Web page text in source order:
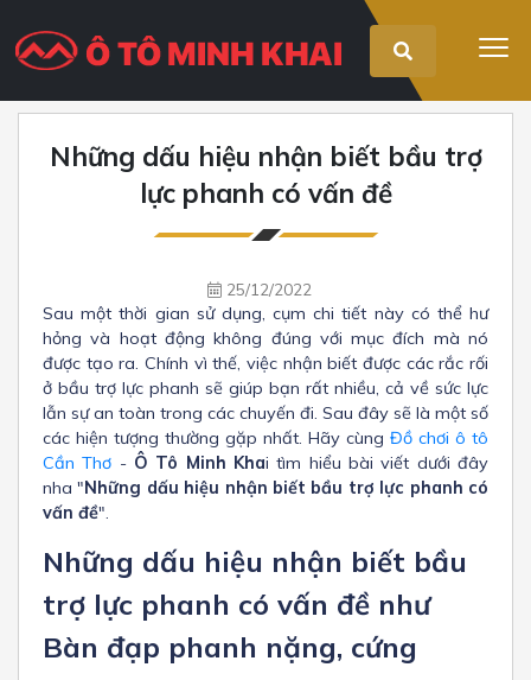
Những dấu hiệu nhận biết bầu trợ
lực phanh có vấn đề
25/12/2022
Sau một thời gian sử dụng, cụm chi tiết này có thể hư
hỏng và hoạt động không đúng với mục đích mà nó
được tạo ra. Chính vì thế, việc nhận biết được các rắc rối
ở bầu trợ lực phanh sẽ giúp bạn rất nhiều, cả về sức lực
lẫn sự an toàn trong các chuyến đi. Sau đây sẽ là một số
các hiện tượng thường gặp nhất. Hãy cùng Đồ chơi ô tô
Cần Thơ -Ô Tô Minh Khai tìm hiểu bài viết dưới đây
nha "Những dấu hiệu nhận biết bầu trợ lực phanh có
vấn đề".
Những dấu hiệu nhận biết bầu
trợ lực phanh có vấn đề như
Bàn đạp phanh nặng, cứng